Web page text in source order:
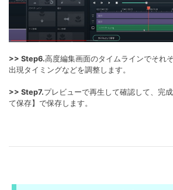
>> Step6.高度編集画面のタイムラインでそれ
出現タイミングなどを調整します。
>> Step7.プレビューで再生して確認して、完
て保存】で保存します。